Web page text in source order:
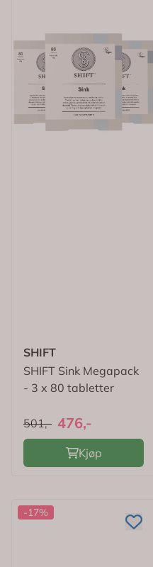
SHIFT
SHIFT Sink Megapack
- 3 x 80 tabletter
501,- 476,-
Kjøp
-17%